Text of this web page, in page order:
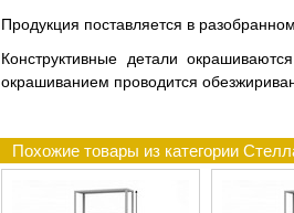
Продукция поставляется в
Конструктивные детали
окрашиванием проводится
Похожие товары из категории